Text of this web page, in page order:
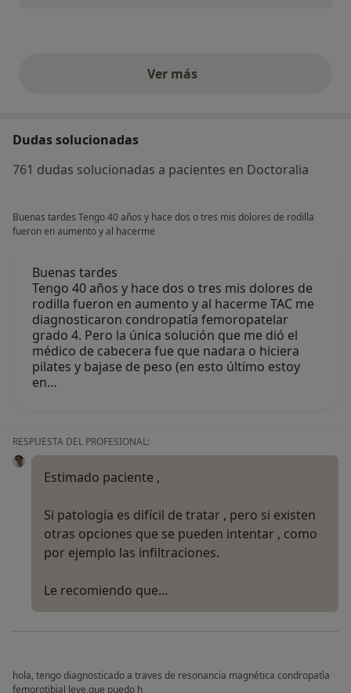
Ver másopiniones anteriores
Dudas solucionadas
761 dudas solucionadas a pacientes en Doctoralia
Buenas tardes Tengo 40 años y hace dos o tres mis dolores de rodilla
fueron en aumento y al hacerme
Buenas tardes
Tengo 40 años y hace dos o tres mis dolores de
rodilla fueron en aumento y al hacerme TAC me
diagnosticaron condropatía femoropatelar
grado 4. Pero la única solución que me dió el
médico de cabecera fue que nadara o hiciera
pilates y bajase de peso (en esto último estoy
en…
RESPUESTA DEL PROFESIONAL:
Estimado paciente ,
Si patología es difícil de tratar , pero si existen
otras opciones que se pueden intentar , como
por ejemplo las infiltraciones.
Le recomiendo que…
hola, tengo diagnosticado a traves de resonancia magnética condropatìa
femorotibial leve,que puedo h